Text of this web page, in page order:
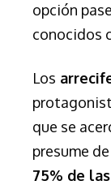
opción
conocidos
Los
que se
presume
75% de